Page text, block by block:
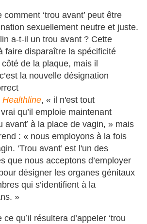
‘trou avant’ peut être
sexuellement neutre et juste.
a-t-il un trou avant ? Cette
faire disparaître la spécificité
de la plaque, mais il
la nouvelle désignation
Healthline, « il n'est tout
qu’il emploie maintenant
avant’ à la place de vagin, » mais
: « nous employons à la fois
‘Trou avant’ est l'un des
que nous acceptons d’employer
désigner les organes génitaux
qui s’identifient à la
»
qu’il résultera d’appeler ‘trou